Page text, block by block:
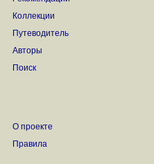
Коллекции
Путеводитель
Авторы
Поиск
О проекте
Правила